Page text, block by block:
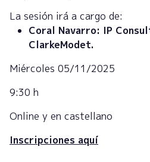
La sesión irá a cargo de:
Coral Navarro: IP
ClarkeModet.
Miércoles 05/11/2025
9:30 h
Online y en castellano
Inscripciones aquí